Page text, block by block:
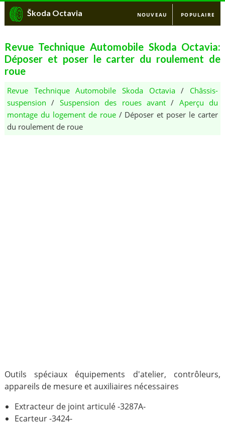
Škoda Octavia NOUVEAU POPULAIRE
Revue Technique Automobile Skoda Octavia:
Déposer et poser le carter du roulement de
roue
Revue Technique Automobile Skoda Octavia/ Châssis-
suspension / Suspension des roues avant/ Aperçu du
montage du logement de roue/ Déposer et poser le carter
du roulement de roue
Outils spéciaux équipements d'atelier, contrôleurs,
appareils de mesure et auxiliaires nécessaires
Extracteur de joint articulé -3287A-
Ecarteur -3424-